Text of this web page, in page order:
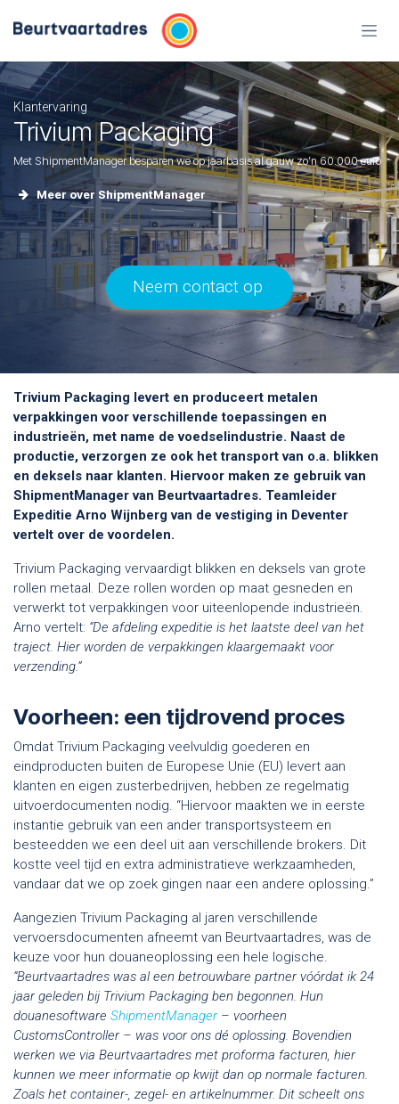
Klantervaring
Trivium Packaging
Met ShipmentManager besparen we op jaarbasis al gauw zo’n 60.000 euro
Meer over ShipmentManager
Neem contact op
Trivium Packaging levert en produceert metalen
verpakkingen voor verschillende toepassingen en
industrieën, met name de voedselindustrie. Naast de
productie, verzorgen ze ook het transport van o.a. blikken
en deksels naar klanten. Hiervoor maken ze gebruik van
ShipmentManager van Beurtvaartadres. Teamleider
Expeditie Arno Wijnberg van de vestiging in Deventer
vertelt over de voordelen.
Trivium Packaging vervaardigt blikken en deksels van grote
rollen metaal. Deze rollen worden op maat gesneden en
verwerkt tot verpakkingen voor uiteenlopende industrieën.
Arno vertelt: “De afdeling expeditie is het laatste deel van het
traject. Hier worden de verpakkingen klaargemaakt voor
verzending.”
Voorheen: een tijdrovend proces
Omdat Trivium Packaging veelvuldig goederen en
eindproducten buiten de Europese Unie (EU) levert aan
klanten en eigen zusterbedrijven, hebben ze regelmatig
uitvoerdocumenten nodig. “Hiervoor maakten we in eerste
instantie gebruik van een ander transportsysteem en
besteedden we een deel uit aan verschillende brokers. Dit
kostte veel tijd en extra administratieve werkzaamheden,
vandaar dat we op zoek gingen naar een andere oplossing.”
Aangezien Trivium Packaging al jaren verschillende
vervoersdocumenten afneemt van Beurtvaartadres, was de
keuze voor hun douaneoplossing een hele logische.
“Beurtvaartadres was al een betrouwbare partner vóórdat ik 24
jaar geleden bij Trivium Packaging ben begonnen. Hun
douanesoftware ShipmentManager – voorheen
CustomsController – was voor ons dé oplossing. Bovendien
werken we via Beurtvaartadres met proforma facturen, hier
kunnen we meer informatie op kwijt dan op normale facturen.
Zoals het container-, zegel- en artikelnummer. Dit scheelt ons